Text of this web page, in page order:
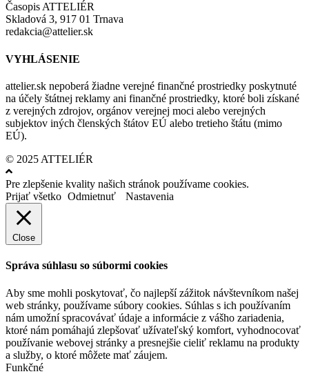
Časopis ATTELIÉR
Skladová 3, 917 01 Trnava
redakcia@attelier.sk
VYHLÁSENIE
attelier.sk nepoberá žiadne verejné finančné prostriedky poskytnuté
na účely štátnej reklamy ani finančné prostriedky, ktoré boli získané
z verejných zdrojov, orgánov verejnej moci alebo verejných
subjektov iných členských štátov EÚ alebo tretieho štátu (mimo
EÚ).
© 2025 ATTELIÉR
Pre zlepšenie kvality našich stránok používame cookies.
Prijať všetko Odmietnuť Nastavenia
Close
Správa súhlasu so súbormi cookies
Aby sme mohli poskytovať, čo najlepší zážitok návštevníkom našej
web stránky, používame súbory cookies. Súhlas s ich používaním
nám umožní spracovávať údaje a informácie z vášho zariadenia,
ktoré nám pomáhajú zlepšovať užívateľský komfort, vyhodnocovať
používanie webovej stránky a presnejšie cieliť reklamu na produkty
a služby, o ktoré môžete mať záujem.
Funkčné